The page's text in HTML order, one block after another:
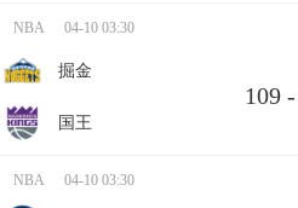
NBA 04-10 03:30
掘金
国王
109
NBA 04-10 03:30